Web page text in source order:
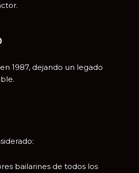
1987, dejando un legado
bailarines de todos los